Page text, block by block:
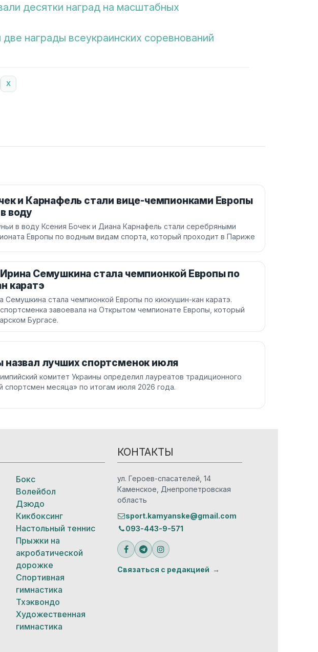
десятки наград на масштабных
награды всеукраинских соревнований
X
и Карнафель стали вице-чемпионками Европы
воду
в воду Ксения Бочек и Диана Карнафель стали серебряными
Европы по водным видам спорта, который проходит в Париже
Семушкина стала чемпионкой Европы по
каратэ
Семушкина стала чемпионкой Европы по киокушин-кан каратэ.
завоевала на Открытом чемпионате Европы, который
Бургасе.
назвал лучших спортсменок июля
комитет Украины определил лауреатов традиционного
спортсмен месяца» по итогам июля 2026 года.
Бокс
Волейбол
Дзюдо
Кикбоксинг
Настольный теннис
Прыжки на
акробатической
дорожке
Спортивная
гимнастика
Тхэквондо
Художественная
гимнастика
КОНТАКТЫ
ул. Героев-спасателей, 14
Каменское, Днепропетровская
область
sport.kamyanske@gmail.com
093-443-9-571
Связаться с редакцией